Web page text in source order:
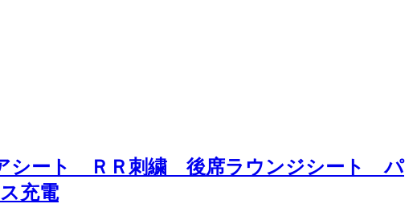
シート ＲＲ刺繍 後席ラウンジシート パ
充電